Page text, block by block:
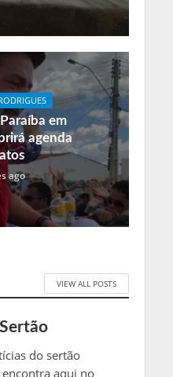
em
agenda
ago
VIEW ALL POSTS
do sertão
aqui no